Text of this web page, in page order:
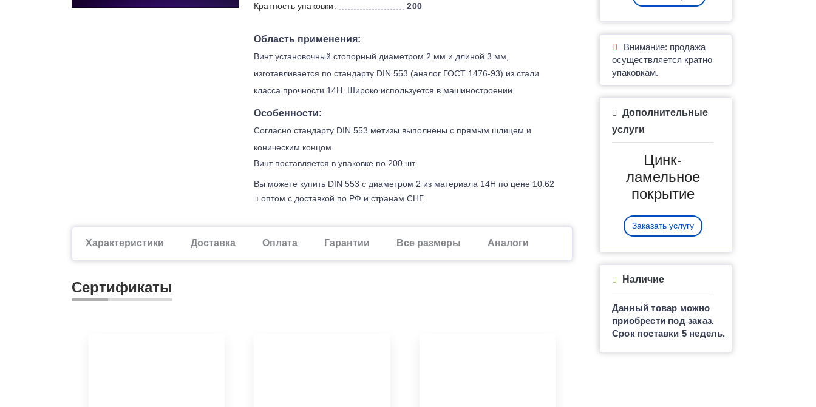
Кратность упаковки: 200
Область применения:
Винт установочный стопорный диаметром 2 мм и длиной 3 мм,
изготавливается по стандарту DIN 553 (аналог ГОСТ 1476-93) из стали
класса прочности 14H. Широко используется в машиностроении.
Особенности:
Согласно стандарту DIN 553 метизы выполнены с прямым шлицем и
коническим концом.
Винт поставляется в упаковке по 200 шт.
Вы можете купить DIN 553 с диаметром 2 из материала 14H по цене 10.62
оптом с доставкой по РФ и странам СНГ.
Характеристики Доставка Оплата Гарантии Все размеры Аналоги
Сертификаты
Внимание: продажа
осуществляется кратно
упаковкам.
Дополнительные
услуги
Цинк-
ламельное
покрытие
Заказать услугу
Наличие
Данный товар можно
приобрести под заказ.
Срок поставки 5 недель.